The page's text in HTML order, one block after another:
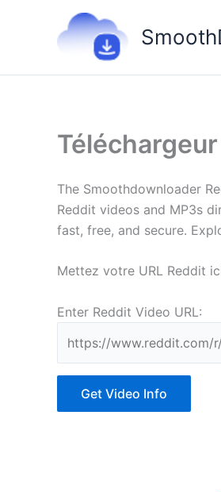
The Smoothdownloader
Reddit videos and MP3s
fast, free, and secure.
Mettez votre URL Reddit
Enter Reddit Video URL:
Get Video Info